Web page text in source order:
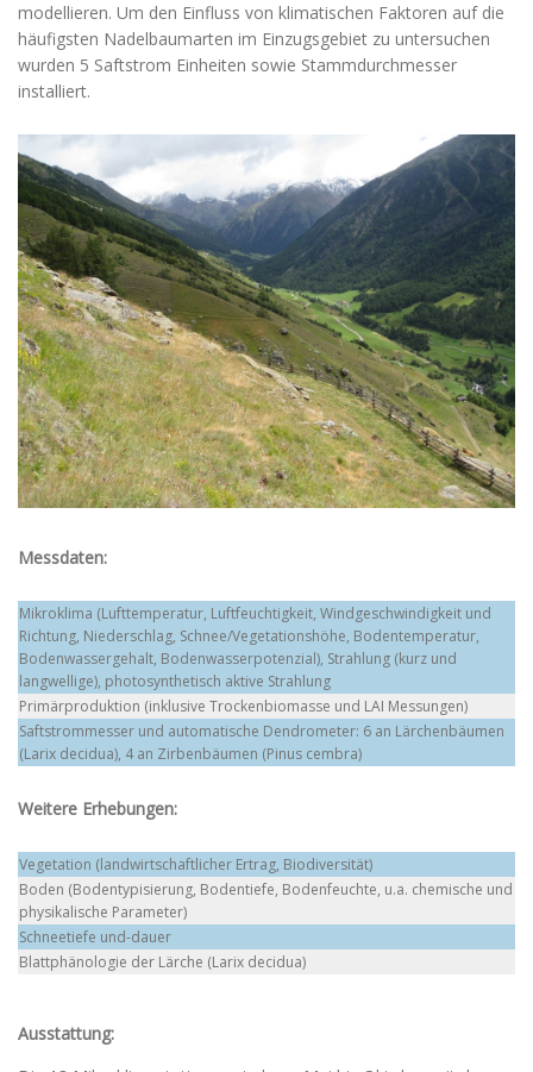
modellieren. Um den Einfluss von klimatischen Faktoren auf die
häufigsten Nadelbaumarten im Einzugsgebiet zu untersuchen
wurden 5 Saftstrom Einheiten sowie Stammdurchmesser
installiert.
Messdaten:
Mikroklima (Lufttemperatur, Luftfeuchtigkeit, Windgeschwindigkeit und
Richtung, Niederschlag, Schnee/Vegetationshöhe, Bodentemperatur,
Bodenwassergehalt, Bodenwasserpotenzial), Strahlung (kurz und
langwellige), photosynthetisch aktive Strahlung
Primärproduktion (inklusive Trockenbiomasse und LAI Messungen)
Saftstrommesser und automatische Dendrometer: 6 an Lärchenbäumen
(Larix decidua), 4 an Zirbenbäumen (Pinus cembra)
Weitere Erhebungen:
Vegetation (landwirtschaftlicher Ertrag, Biodiversität)
Boden (Bodentypisierung, Bodentiefe, Bodenfeuchte, u.a. chemische und
physikalische Parameter)
Schneetiefe und-dauer
Blattphänologie der Lärche (Larix decidua)
Ausstattung: